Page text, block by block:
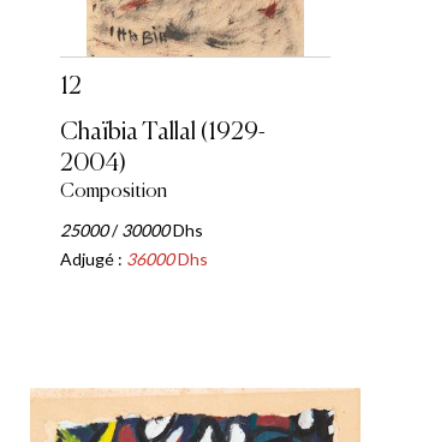
12
Chaïbia Tallal (1929-
2004)
Composition
25000/30000Dhs
Adjugé : 36000Dhs